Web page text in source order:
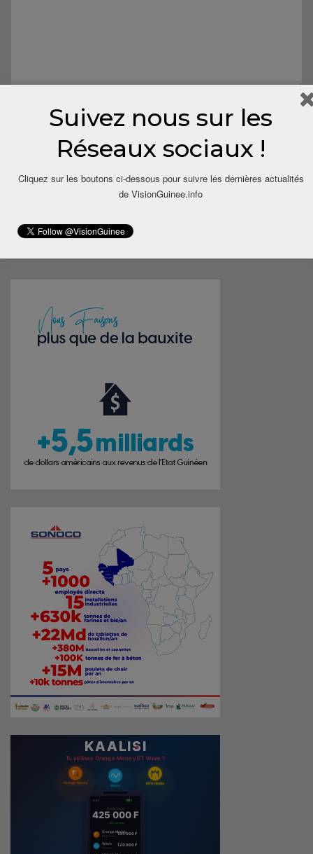
Save my name, email, and website in this browser for the next
Suivez nous sur les
Réseaux sociaux !
Cliquez sur les boutons ci-dessous pour suivre les dernières actualités
de VisionGuinee.info